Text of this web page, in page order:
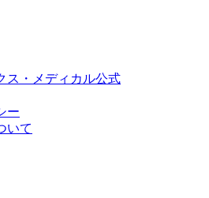
ス・メディカル公式
ー
いて